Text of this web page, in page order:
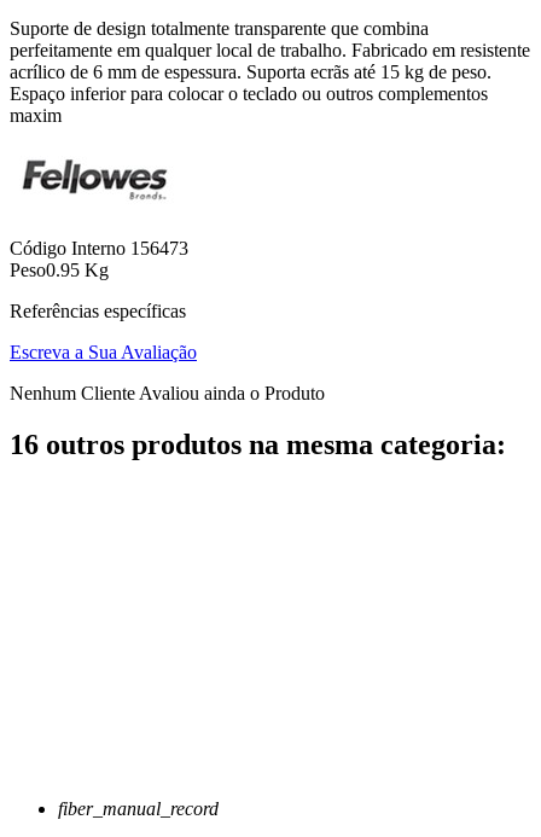
Suporte de design totalmente transparente que combina
perfeitamente em qualquer local de trabalho. Fabricado em resistente
acrílico de 6 mm de espessura. Suporta ecrãs até 15 kg de peso.
Espaço inferior para colocar o teclado ou outros complementos
maxim
Código Interno 156473
Peso0.95 Kg
Referências específicas
Escreva a Sua Avaliação
Nenhum Cliente Avaliou ainda o Produto
16 outros produtos na mesma categoria:
fiber_manual_record